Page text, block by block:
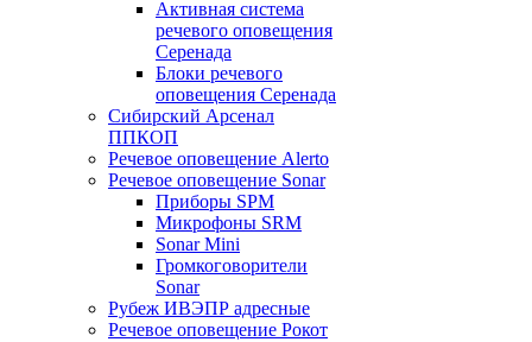
Активная система
речевого оповещения
Серенада
Блоки речевого
оповещения Серенада
Сибирский Арсенал
ППКОП
Речевое оповещение Alerto
Речевое оповещение Sonar
Приборы SPM
Микрофоны SRM
Sonar Mini
Громкоговорители
Sonar
Рубеж ИВЭПР адресные
Речевое оповещение Рокот